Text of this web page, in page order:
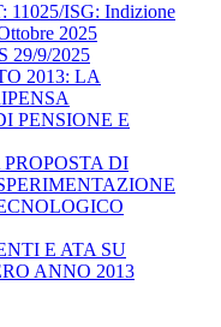
ISG: Indizione
2025
29/9/2025
2013: LA
PENSIONE E
DI
E ATA SU
ANNO 2013